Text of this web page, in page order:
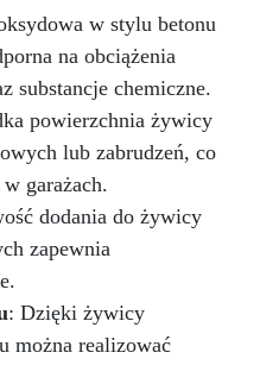
w stylu betonu
na obciążenia
substancje chemiczne.
powierzchnia żywicy
lub zabrudzeń, co
garażach.
dodania do żywicy
zapewnia
: Dzięki żywicy
można realizować